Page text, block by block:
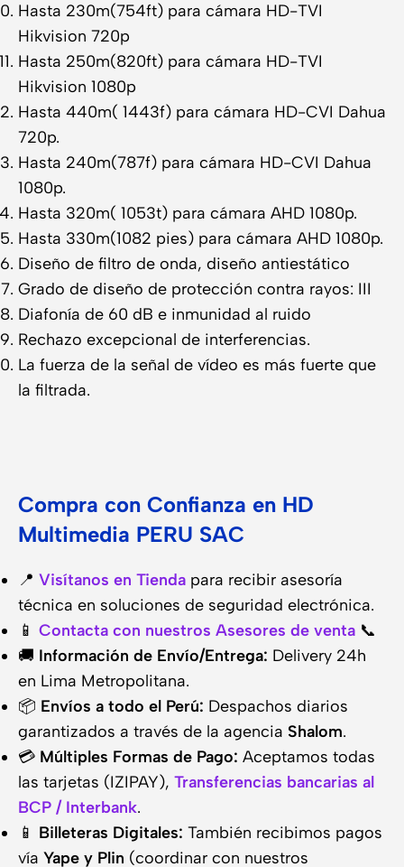
Hasta 230m(754ft) para cámara HD-TVI
Hikvision 720p
Hasta 250m(820ft) para cámara HD-TVI
Hikvision 1080p
Hasta 440m( 1443f) para cámara HD-CVI Dahua
720p.
Hasta 240m(787f) para cámara HD-CVI Dahua
1080p.
Hasta 320m( 1053t) para cámara AHD 1080p.
Hasta 330m(1082 pies) para cámara AHD 1080p.
Diseño de filtro de onda, diseño antiestático
Grado de diseño de protección contra rayos: III
Diafonía de 60 dB e inmunidad al ruido
Rechazo excepcional de interferencias.
La fuerza de la señal de vídeo es más fuerte que
la filtrada.
Compra con Confianza en HD
Multimedia PERU SAC
📍 Visítanos en Tienda para recibir asesoría
técnica en soluciones de seguridad electrónica.
📱 Contacta con nuestros Asesores de venta 📞
🚚 Información de Envío/Entrega: Delivery 24h
en Lima Metropolitana.
📦 Envíos a todo el Perú: Despachos diarios
garantizados a través de la agencia Shalom.
💳 Múltiples Formas de Pago: Aceptamos todas
las tarjetas (IZIPAY), Transferencias bancarias al
BCP / Interbank.
📱 Billeteras Digitales: También recibimos pagos
vía Yape y Plin (coordinar con nuestros